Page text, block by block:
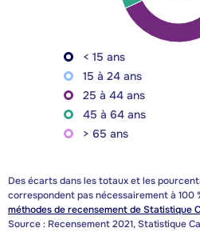
< 15 ans
15 à 24 ans
25 à 44 ans
45 à 64 ans
> 65 ans
Des écarts dans les totaux et les
correspondent pas nécessairement à 100
méthodes de recensement de Statistique
Source : Recensement 2021, Statistique